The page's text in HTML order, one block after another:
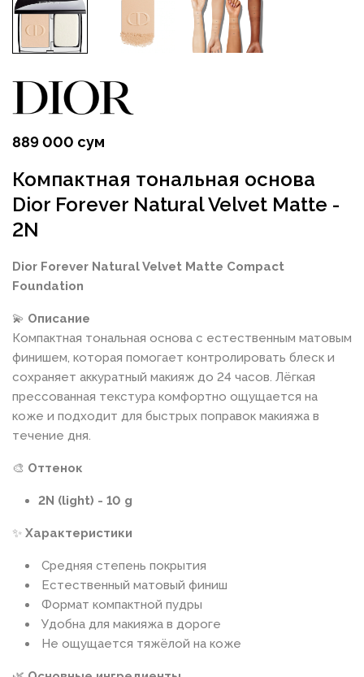
889 000 сум
Компактная тональная основа
Dior Forever Natural Velvet Matte -
2N
Dior Forever Natural Velvet Matte Compact
Foundation
💫 Описание
Компактная тональная основа с естественным матовым
финишем, которая помогает контролировать блеск и
сохраняет аккуратный макияж до 24 часов. Лёгкая
прессованная текстура комфортно ощущается на
коже и подходит для быстрых поправок макияжа в
течение дня.
🎨 Оттенок
2N (light) - 10 g
✨ Характеристики
Средняя степень покрытия
Естественный матовый финиш
Формат компактной пудры
Удобна для макияжа в дороге
Не ощущается тяжёлой на коже